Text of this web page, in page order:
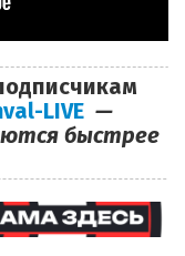
LIVE —
быстрее